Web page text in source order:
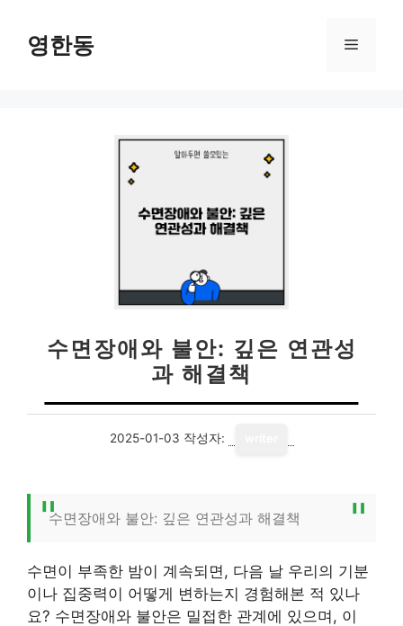
영한동 메
수면장애와 불안: 깊은 연관성
과 해결책
2025-01-03 작성자:
수면장애와 불안: 깊은 연관성과 해결책
수면이 부족한 밤이 계속되면, 다음 날 우리의 기분
이나 집중력이 어떻게 변하는지 경험해본 적 있나
요? 수면장애와 불안은 밀접한 관계에 있으며, 이